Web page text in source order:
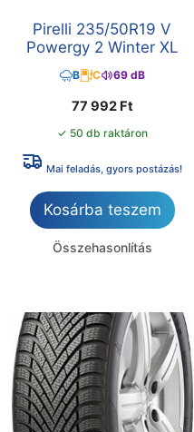
Pirelli 235/50R19 V
Powergy 2 Winter XL
B C 69 dB
77 992 Ft
✓ 50 db raktáron
Mai feladás, gyors postázás!
Kosárba teszem
Összehasonlítás